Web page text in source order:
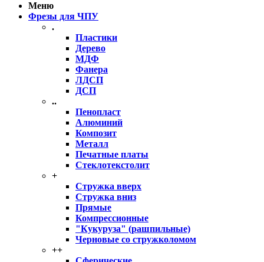
Меню
Фрезы для ЧПУ
.
Пластики
Дерево
МДФ
Фанера
ЛДСП
ДСП
..
Пенопласт
Алюминий
Композит
Металл
Печатные платы
Стеклотекстолит
+
Стружка вверх
Стружка вниз
Прямые
Компрессионные
"Кукуруза" (рашпильные)
Черновые со стружколомом
++